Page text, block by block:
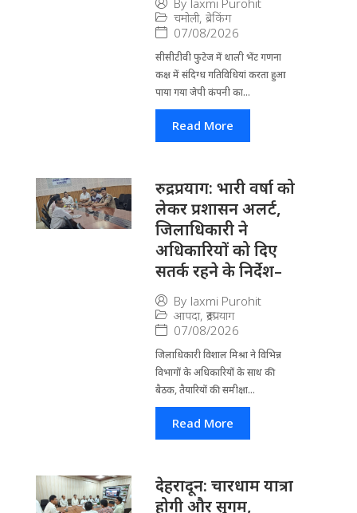
By laxmi Purohit
चमोली, ब्रेकिंग
07/08/2026
सीसीटीवी फुटेज में थाली भेंट गणना
कक्ष में संदिग्ध गतिविधियां करता हुआ
पाया गया जेपी कंपनी का...
Read More
रुद्रप्रयाग: भारी वर्षा को
लेकर प्रशासन अलर्ट,
जिलाधिकारी ने
अधिकारियों को दिए
सतर्क रहने के निर्देश–
By laxmi Purohit
आपदा, रूद्रप्रयाग
07/08/2026
जिला​धिकारी विशाल मिश्रा ने वि​भिन्न
विभागों के अ​धिकारियों के साथ की
बैठक, तैयारियों की समीक्षा...
Read More
देहरादून: चारधाम यात्रा
होगी और सुगम,